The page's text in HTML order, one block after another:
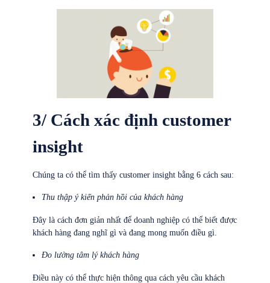
3/ Cách xác định customer
insight
Chúng ta có thể tìm thấy customer insight bằng 6 cách sau:
Thu thập ý kiến phản hồi của khách hàng
Đây là cách đơn giản nhất để doanh nghiệp có thể biết được
khách hàng đang nghĩ gì và đang mong muốn điều gì.
Đo lường tâm lý khách hàng
Điều này có thể thực hiện thông qua cách yêu cầu khách